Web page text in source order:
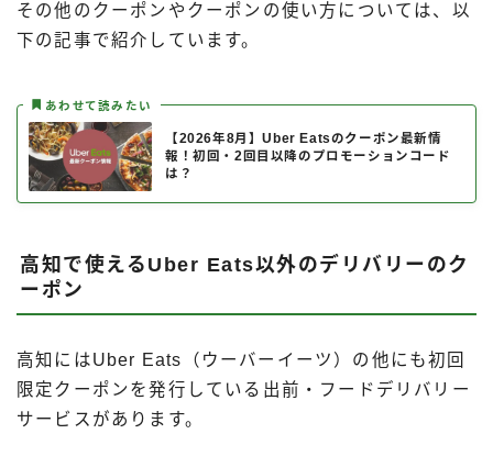
その他のクーポンやクーポンの使い方については、以
下の記事で紹介しています。
あわせて読みたい
【2026年8月】Uber Eatsのクーポン最新情
報！初回・2回目以降のプロモーションコード
は？
高知で使えるUber Eats以外のデリバリーのク
ーポン
高知にはUber Eats（ウーバーイーツ）の他にも初回
限定クーポンを発行している出前・フードデリバリー
サービスがあります。